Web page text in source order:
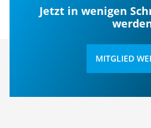
Jetzt in wenigen
MITGLIED